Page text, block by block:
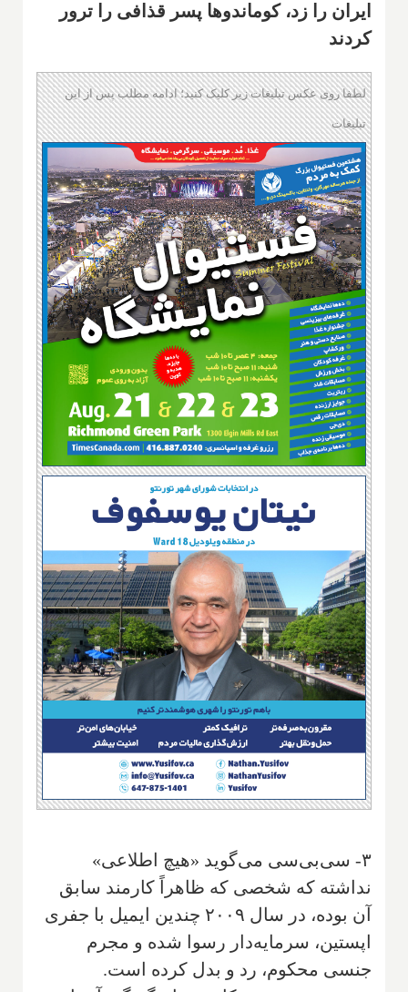
ایران را زد، کوماندوها پسر قذافی را ترور
کردند
لطفا روی عکس تبلیغات زیر کلیک کنید؛ ادامه مطلب پس از این
تبلیغات
۳- سی‌بی‌سی می‌گوید «هیچ اطلاعی»
نداشته که شخصی که ظاهراً کارمند سابق
آن بوده، در سال ۲۰۰۹ چندین ایمیل با جفری
اپستین، سرمایه‌دار رسوا شده و مجرم
جنسی محکوم، رد و بدل کرده است.